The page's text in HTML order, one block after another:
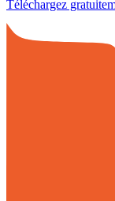
Téléchargez